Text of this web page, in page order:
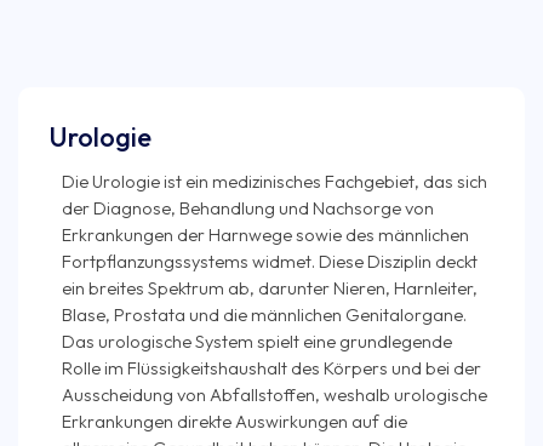
Urologie
Die Urologie ist ein medizinisches Fachgebiet, das sich
der Diagnose, Behandlung und Nachsorge von
Erkrankungen der Harnwege sowie des männlichen
Fortpflanzungssystems widmet. Diese Disziplin deckt
ein breites Spektrum ab, darunter Nieren, Harnleiter,
Blase, Prostata und die männlichen Genitalorgane.
Das urologische System spielt eine grundlegende
Rolle im Flüssigkeitshaushalt des Körpers und bei der
Ausscheidung von Abfallstoffen, weshalb urologische
Erkrankungen direkte Auswirkungen auf die